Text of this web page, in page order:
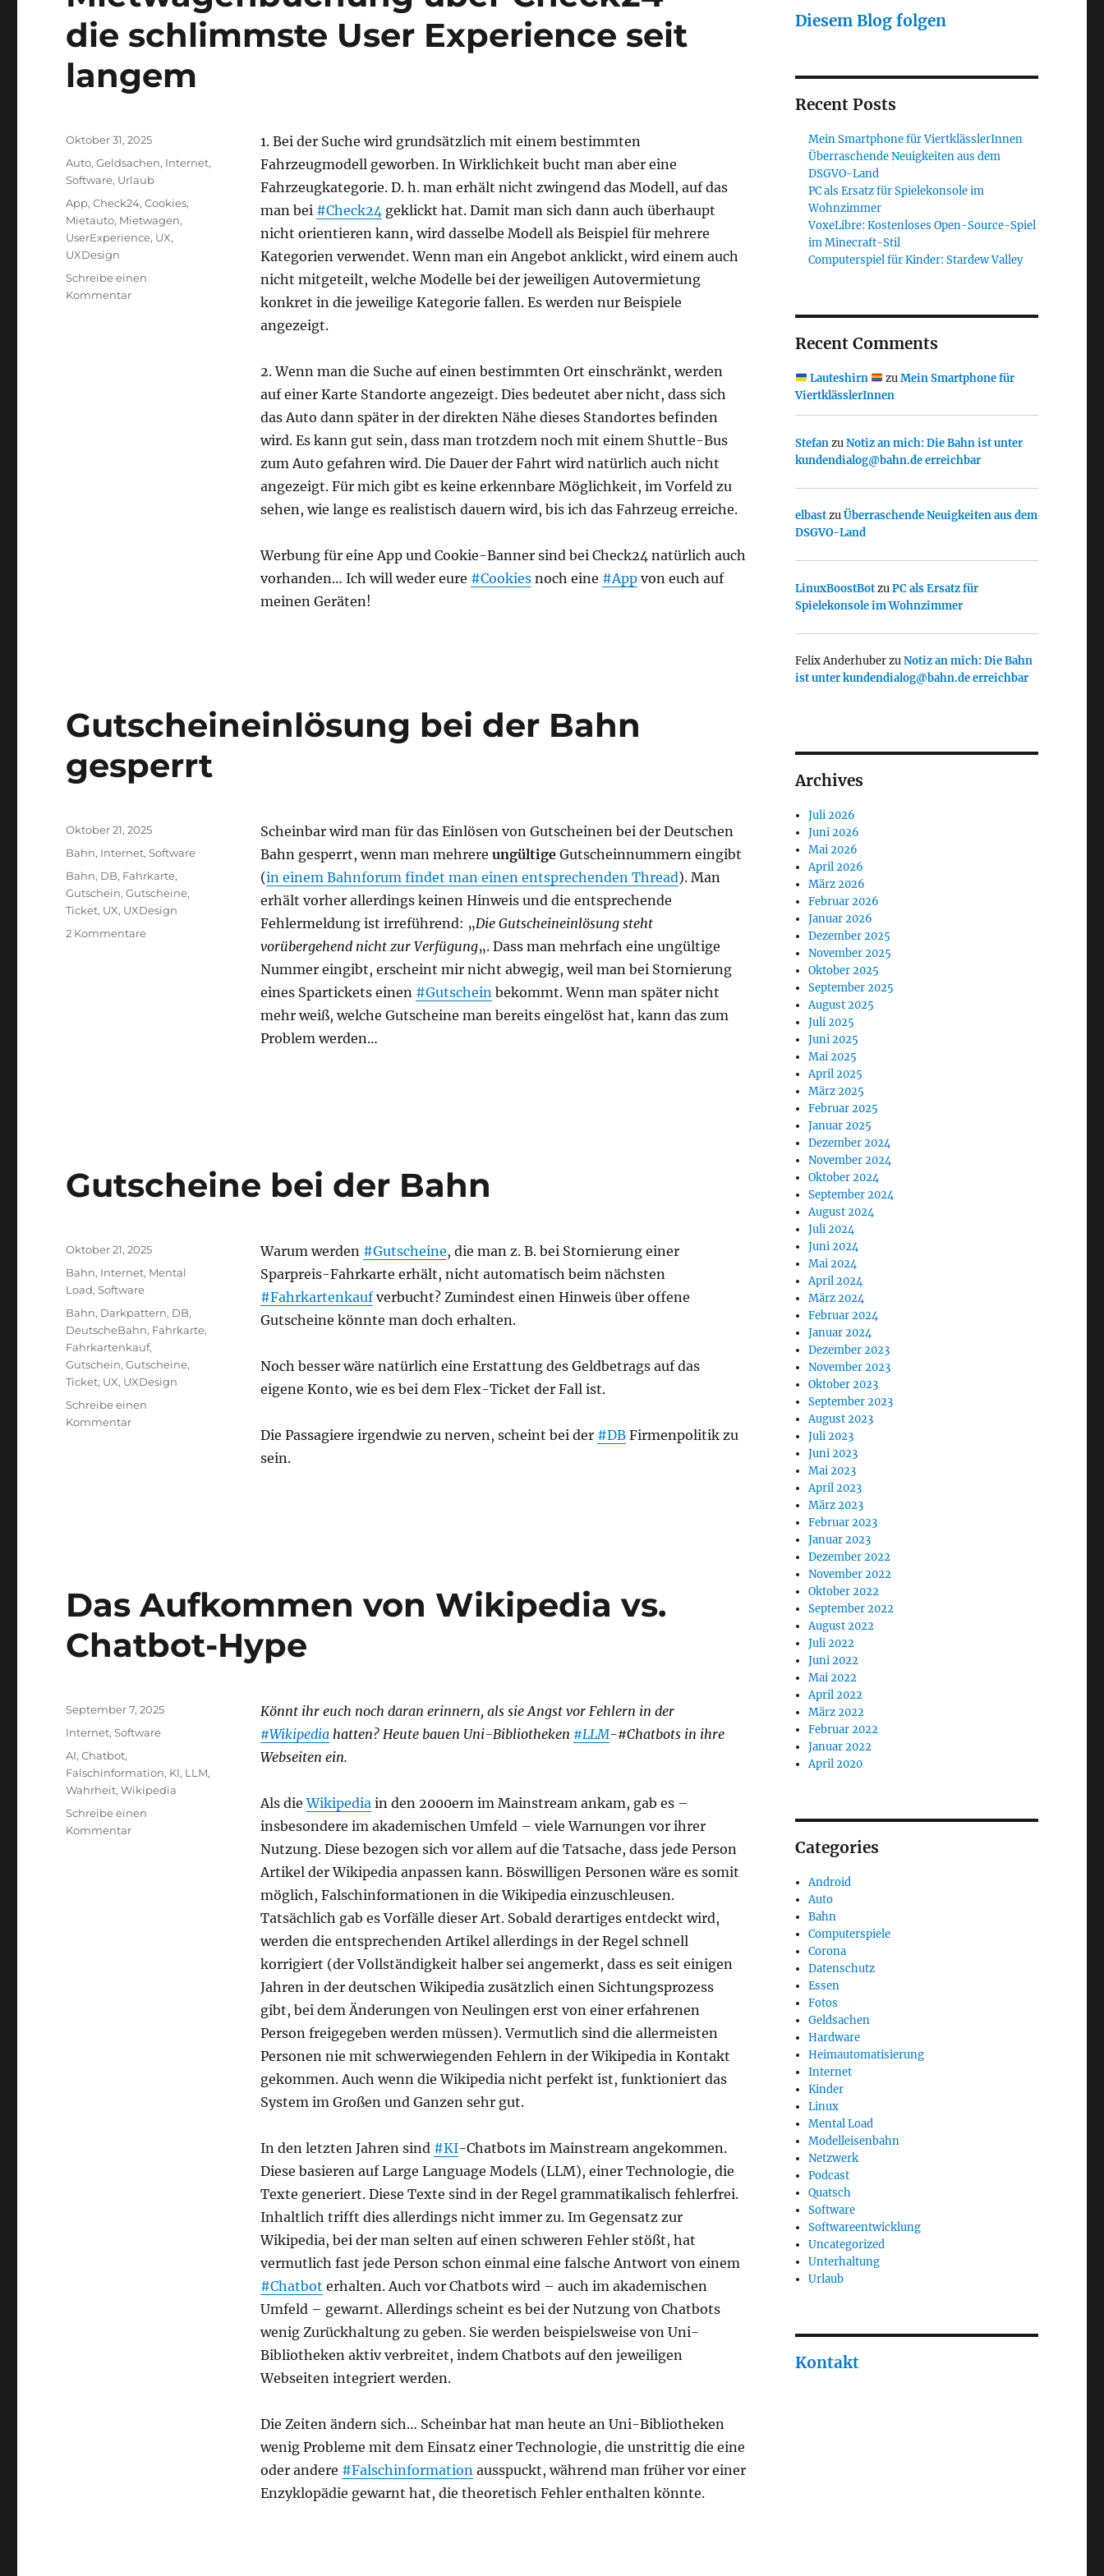
die schlimmste User Experience seit
langem
1. Bei der Suche wird grundsätzlich mit einem bestimmten
Fahrzeugmodell geworben. In Wirklichkeit bucht man aber eine
Fahrzeugkategorie. D. h. man erhält nicht zwingend das Modell, auf das
man bei #Check24geklickt hat. Damit man sich dann auch überhaupt
nicht orientieren kann, wird dasselbe Modell als Beispiel für mehrere
Kategorien verwendet. Wenn man ein Angebot anklickt, wird einem auch
nicht mitgeteilt, welche Modelle bei der jeweiligen Autovermietung
konkret in die jeweilige Kategorie fallen. Es werden nur Beispiele
angezeigt.
2. Wenn man die Suche auf einen bestimmten Ort einschränkt, werden
auf einer Karte Standorte angezeigt. Dies bedeutet aber nicht, dass sich
das Auto dann später in der direkten Nähe dieses Standortes befinden
wird. Es kann gut sein, dass man trotzdem noch mit einem Shuttle-Bus
zum Auto gefahren wird. Die Dauer der Fahrt wird natürlich auch nicht
angezeigt. Für mich gibt es keine erkennbare Möglichkeit, im Vorfeld zu
sehen, wie lange es realistisch dauern wird, bis ich das Fahrzeug erreiche.
Werbung für eine App und Cookie-Banner sind bei Check24 natürlich auch
vorhanden… Ich will weder eure #Cookiesnoch eine #Appvon euch auf
meinen Geräten!
Veröffentlicht
Oktober 31, 2025
Kategorien
Auto,Geldsachen, Internet,
Software, Urlaub
Schlagwörter
App,Check24,Cookies,
Mietauto, Mietwagen,
UserExperience, UX,
UXDesign
Schreibe einen
Kommentarzu
Gutscheineinlösung bei der Bahn
gesperrt
Scheinbar wird man für das Einlösen von Gutscheinen bei der Deutschen
Bahn gesperrt, wenn man mehrere ungültigeGutscheinnummern eingibt
(in einem Bahnforum findet man einen entsprechenden Thread). Man
erhält vorher allerdings keinen Hinweis und die entsprechende
Fehlermeldung ist irreführend: „Die Gutscheineinlösung steht
vorübergehend nicht zur Verfügung„. Dass man mehrfach eine ungültige
Nummer eingibt, erscheint mir nicht abwegig, weil man bei Stornierung
eines Spartickets einen #Gutscheinbekommt. Wenn man später nicht
mehr weiß, welche Gutscheine man bereits eingelöst hat, kann das zum
Problem werden…
Veröffentlicht
am
Oktober 21, 2025
Kategorien
Bahn, Internet,Software
Schlagwörter
Bahn, DB, Fahrkarte,
Gutschein,Gutscheine,
Ticket, UX, UXDesign
2 Kommentarezu
Gutscheine bei der Bahn
Warum werden #Gutscheine, die man z. B. bei Stornierung einer
Sparpreis-Fahrkarte erhält, nicht automatisch beim nächsten
#Fahrkartenkaufverbucht? Zumindest einen Hinweis über offene
Gutscheine könnte man doch erhalten.
Noch besser wäre natürlich eine Erstattung des Geldbetrags auf das
eigene Konto, wie es bei dem Flex-Ticket der Fall ist.
Die Passagiere irgendwie zu nerven, scheint bei der #DBFirmenpolitik zu
sein.
Veröffentlicht
am
Oktober 21, 2025
Kategorien
Bahn, Internet, Mental
Load,Software
Schlagwörter
Bahn, Darkpattern, DB,
DeutscheBahn, Fahrkarte,
Fahrkartenkauf,
Gutschein,Gutscheine,
Ticket, UX, UXDesign
Schreibe einen
Kommentarzu
Das Aufkommen von Wikipedia vs.
Chatbot-Hype
Könnt ihr euch noch daran erinnern, als sie Angst vor Fehlern in der
#Wikipediahatten? Heute bauen Uni-Bibliotheken #LLM-#Chatbots in ihre
Webseiten ein.
Als dieWikipediain den 2000ern im Mainstream ankam, gab es –
insbesondere im akademischen Umfeld – viele Warnungen vor ihrer
Nutzung. Diese bezogen sich vor allem auf die Tatsache, dass jede Person
Artikel der Wikipedia anpassen kann. Böswilligen Personen wäre es somit
möglich, Falschinformationen in die Wikipedia einzuschleusen.
Tatsächlich gab es Vorfälle dieser Art. Sobald derartiges entdeckt wird,
werden die entsprechenden Artikel allerdings in der Regel schnell
korrigiert (der Vollständigkeit halber sei angemerkt, dass es seit einigen
Jahren in der deutschen Wikipedia zusätzlich einen Sichtungsprozess
gibt, bei dem Änderungen von Neulingen erst von einer erfahrenen
Person freigegeben werden müssen). Vermutlich sind die allermeisten
Personen nie mit schwerwiegenden Fehlern in der Wikipedia in Kontakt
gekommen. Auch wenn die Wikipedia nicht perfekt ist, funktioniert das
System im Großen und Ganzen sehr gut.
In den letzten Jahren sind #KI-Chatbots im Mainstream angekommen.
Diese basieren auf Large Language Models (LLM), einer Technologie, die
Texte generiert. Diese Texte sind in der Regel grammatikalisch fehlerfrei.
Inhaltlich trifft dies allerdings nicht immer zu. Im Gegensatz zur
Wikipedia, bei der man selten auf einen schweren Fehler stößt, hat
vermutlich fast jede Person schon einmal eine falsche Antwort von einem
#Chatbot erhalten. Auch vor Chatbots wird – auch im akademischen
Umfeld – gewarnt. Allerdings scheint es bei der Nutzung von Chatbots
wenig Zurückhaltung zu geben. Sie werden beispielsweise von Uni-
Bibliotheken aktiv verbreitet, indem Chatbots auf den jeweiligen
Webseiten integriert werden.
Die Zeiten ändern sich… Scheinbar hat man heute an Uni-Bibliotheken
wenig Probleme mit dem Einsatz einer Technologie, die unstrittig die eine
oder andere #Falschinformationausspuckt, während man früher vor einer
Enzyklopädie gewarnt hat, die theoretisch Fehler enthalten könnte.
Veröffentlicht
September 7, 2025
Kategorien
Internet,Software
Schlagwörter
AI,Chatbot,
Falschinformation, KI, LLM,
Wahrheit,Wikipedia
Schreibe einen
Kommentarzu
Diesem Blog folgen
Recent Posts
Mein Smartphone für ViertklässlerInnen
Überraschende Neuigkeiten aus dem
DSGVO-Land
PC als Ersatz für Spielekonsole im
Wohnzimmer
VoxeLibre: Kostenloses Open-Source-Spiel
im Minecraft-Stil
Computerspiel für Kinder: Stardew Valley
Recent Comments
Lauteshirn zuMein Smartphone für
ViertklässlerInnen
StefanzuNotiz an mich: Die Bahn ist unter
kundendialog@bahn.de erreichbar
elbastzuÜberraschende Neuigkeiten aus dem
DSGVO-Land
LinuxBoostBotzuPC als Ersatz für
Spielekonsole im Wohnzimmer
Felix AnderhuberzuNotiz an mich: Die Bahn
ist unter kundendialog@bahn.de erreichbar
Archives
Juli 2026
Juni 2026
Mai 2026
April 2026
März 2026
Februar 2026
Januar 2026
Dezember 2025
November 2025
Oktober 2025
September 2025
August 2025
Juli 2025
Juni 2025
Mai 2025
April 2025
März 2025
Februar 2025
Januar 2025
Dezember 2024
November 2024
Oktober 2024
September 2024
August 2024
Juli 2024
Juni 2024
Mai 2024
April 2024
März 2024
Februar 2024
Januar 2024
Dezember 2023
November 2023
Oktober 2023
September 2023
August 2023
Juli 2023
Juni 2023
Mai 2023
April 2023
März 2023
Februar 2023
Januar 2023
Dezember 2022
November 2022
Oktober 2022
September 2022
August 2022
Juli 2022
Juni 2022
Mai 2022
April 2022
März 2022
Februar 2022
Januar 2022
April 2020
Categories
Android
Auto
Bahn
Computerspiele
Corona
Datenschutz
Essen
Fotos
Geldsachen
Hardware
Heimautomatisierung
Internet
Kinder
Linux
Mental Load
Modelleisenbahn
Netzwerk
Podcast
Quatsch
Software
Softwareentwicklung
Uncategorized
Unterhaltung
Urlaub
Kontakt